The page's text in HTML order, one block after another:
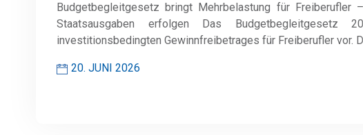
Budgetbegleitgesetz bringt Mehrbelastung für Freiberufler
Staatsausgaben erfolgen Das Budgetbegleitgesetz
investitionsbedingten Gewinnfreibetrages für Freiberufler vor.
20. JUNI 2026